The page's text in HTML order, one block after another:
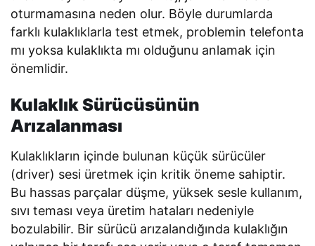
oturmamasına neden olur. Böyle durumlarda
farklı kulaklıklarla test etmek, problemin telefonta
mı yoksa kulaklıkta mı olduğunu anlamak için
önemlidir.
Kulaklık Sürücüsünün
Arızalanması
Kulaklıkların içinde bulunan küçük sürücüler
(driver) sesi üretmek için kritik öneme sahiptir.
Bu hassas parçalar düşme, yüksek sesle kullanım,
sıvı teması veya üretim hataları nedeniyle
bozulabilir. Bir sürücü arızalandığında kulaklığın